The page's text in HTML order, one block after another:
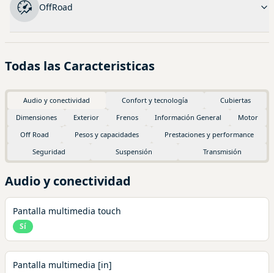
OffRoad
Todas las Caracteristicas
Audio y conectividad Confort y tecnología
Cubiertas
Dimensiones
Exterior Frenos Información General
Motor
Off Road
Pesos y capacidades
Prestaciones y performance
Seguridad
Suspensión Transmisión
Audio y conectividad
Pantalla multimedia touch
Sí
Pantalla multimedia [in]